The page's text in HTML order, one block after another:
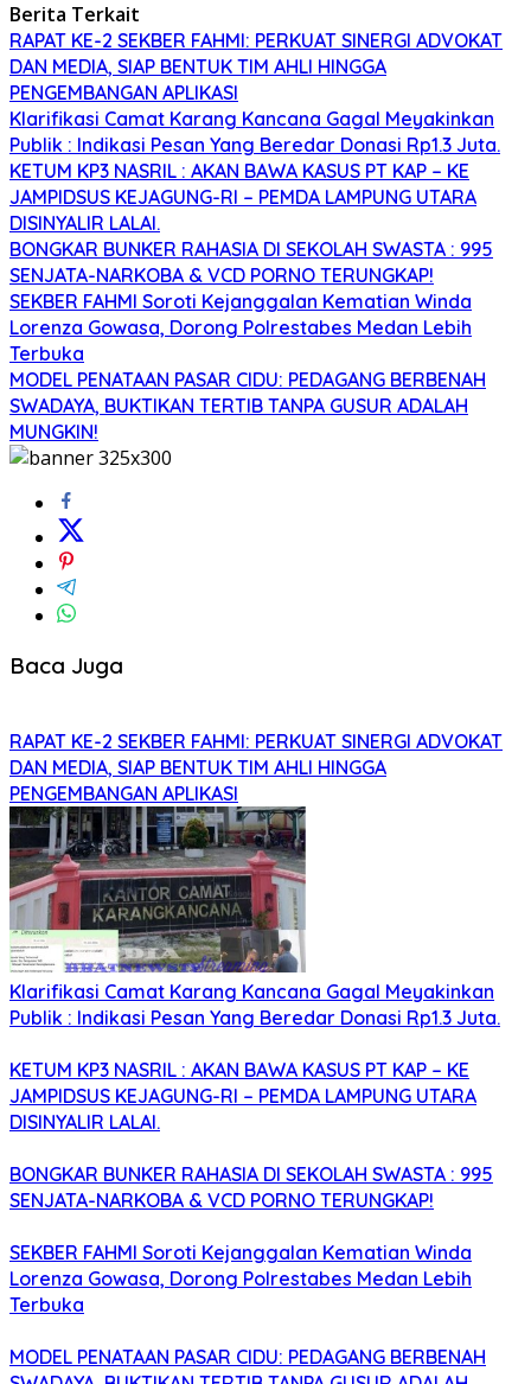
Berita Terkait
RAPAT KE-2 SEKBER FAHMI: PERKUAT SINERGI ADVOKAT
DAN MEDIA, SIAP BENTUK TIM AHLI HINGGA
PENGEMBANGAN APLIKASI
Klarifikasi Camat Karang Kancana Gagal Meyakinkan
Publik : Indikasi Pesan Yang Beredar Donasi Rp1.3 Juta.
KETUM KP3 NASRIL : AKAN BAWA KASUS PT KAP – KE
JAMPIDSUS KEJAGUNG-RI – PEMDA LAMPUNG UTARA
DISINYALIR LALAI.
BONGKAR BUNKER RAHASIA DI SEKOLAH SWASTA : 995
SENJATA-NARKOBA & VCD PORNO TERUNGKAP!
SEKBER FAHMI Soroti Kejanggalan Kematian Winda
Lorenza Gowasa, Dorong Polrestabes Medan Lebih
Terbuka
MODEL PENATAAN PASAR CIDU: PEDAGANG BERBENAH
SWADAYA, BUKTIKAN TERTIB TANPA GUSUR ADALAH
MUNGKIN!
Baca Juga
RAPAT KE-2 SEKBER FAHMI: PERKUAT SINERGI ADVOKAT
DAN MEDIA, SIAP BENTUK TIM AHLI HINGGA
PENGEMBANGAN APLIKASI
Klarifikasi Camat Karang Kancana Gagal Meyakinkan
Publik : Indikasi Pesan Yang Beredar Donasi Rp1.3 Juta.
KETUM KP3 NASRIL : AKAN BAWA KASUS PT KAP – KE
JAMPIDSUS KEJAGUNG-RI – PEMDA LAMPUNG UTARA
DISINYALIR LALAI.
BONGKAR BUNKER RAHASIA DI SEKOLAH SWASTA : 995
SENJATA-NARKOBA & VCD PORNO TERUNGKAP!
SEKBER FAHMI Soroti Kejanggalan Kematian Winda
Lorenza Gowasa, Dorong Polrestabes Medan Lebih
Terbuka
MODEL PENATAAN PASAR CIDU: PEDAGANG BERBENAH